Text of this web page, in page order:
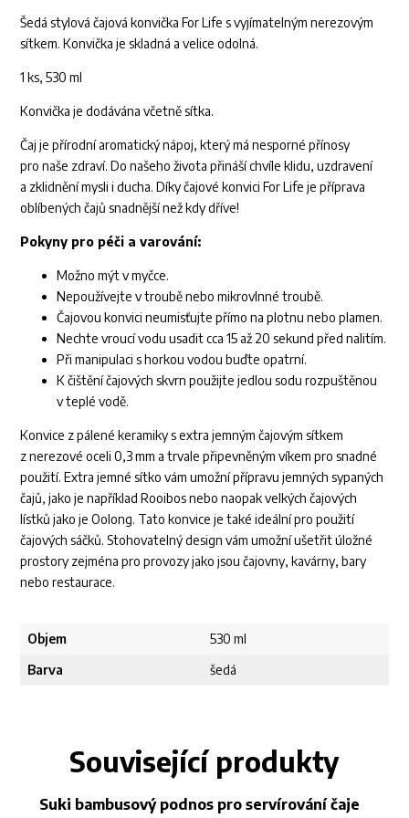
Šedá stylová čajová konvička For Life s vyjímatelným nerezovým
sítkem. Konvička je skladná a velice odolná.
1 ks, 530 ml
Konvička je dodávána včetně sítka.
Čaj je přírodní aromatický nápoj, který má nesporné přínosy
pro naše zdraví. Do našeho života přináší chvíle klidu, uzdravení
a zklidnění mysli i ducha. Díky čajové konvici For Life je příprava
oblíbených čajů snadnější než kdy dříve!
Pokyny pro péči a varování:
Možno mýt v myčce.
Nepoužívejte v troubě nebo mikrovlnné troubě.
Čajovou konvici neumisťujte přímo na plotnu nebo plamen.
Nechte vroucí vodu usadit cca 15 až 20 sekund před nalitím.
Při manipulaci s horkou vodou buďte opatrní.
K čištění čajových skvrn použijte jedlou sodu rozpuštěnou
v teplé vodě.
Konvice z pálené keramiky s extra jemným čajovým sítkem
z nerezové oceli 0,3 mm a trvale připevněným víkem pro snadné
použití. Extra jemné sítko vám umožní přípravu jemných sypaných
čajů, jako je například Rooibos nebo naopak velkých čajových
lístků jako je Oolong. Tato konvice je také ideální pro použití
čajových sáčků. Stohovatelný design vám umožní ušetřit úložné
prostory zejména pro provozy jako jsou čajovny, kavárny, bary
nebo restaurace.
Objem
530 ml
Barva
šedá
Související produkty
Suki bambusový podnos pro servírování čaje